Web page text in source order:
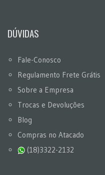
DÚVIDAS
Fale-Conosco
Regulamento Frete Grátis
Sobre a Empresa
Trocas e Devoluções
Blog
Compras no Atacado
(18)3322-2132